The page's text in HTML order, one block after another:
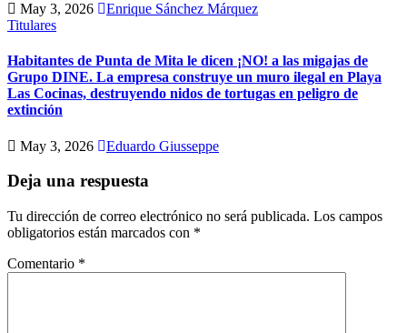
May 3, 2026
Enrique Sánchez Márquez
Titulares
Habitantes de Punta de Mita le dicen ¡NO! a las migajas de
Grupo DINE. La empresa construye un muro ilegal en Playa
Las Cocinas, destruyendo nidos de tortugas en peligro de
extinción
May 3, 2026 Eduardo Giusseppe
Deja una respuesta
Tu dirección de correo electrónico no será publicada. Los campos
obligatorios están marcados con *
Comentario *